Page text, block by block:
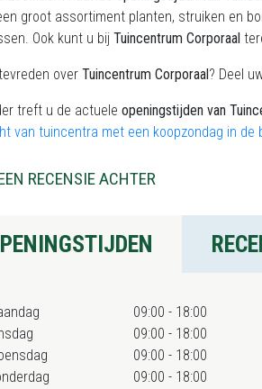
groot assortiment planten, struiken en
Ook kunt u bij Tuincentrum Corporaal
over Tuincentrum Corporaal? Deel
treft u de actuele openingstijden van
van tuincentra met een koopzondag in de
RECENSIE ACHTER
09:00 - 18:00
09:00 - 18:00
09:00 - 18:00
09:00 - 18:00